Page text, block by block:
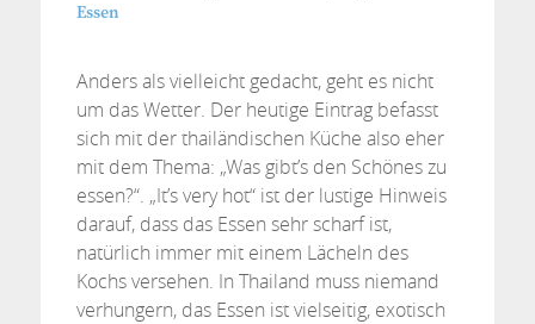
Essen
Anders als vielleicht gedacht, geht es nicht
um das Wetter. Der heutige Eintrag befasst
sich mit der thailändischen Küche also eher
mit dem Thema: „Was gibt’s den Schönes zu
essen?“. „It’s very hot“ ist der lustige Hinweis
darauf, dass das Essen sehr scharf ist,
natürlich immer mit einem Lächeln des
Kochs versehen. In Thailand muss niemand
verhungern, das Essen ist vielseitig, exotisch